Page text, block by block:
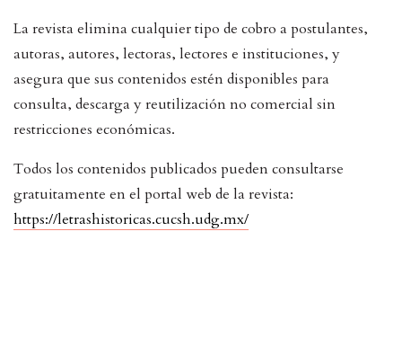
La revista elimina cualquier tipo de cobro a postulantes,
autoras, autores, lectoras, lectores e instituciones, y
asegura que sus contenidos estén disponibles para
consulta, descarga y reutilización no comercial sin
restricciones económicas.
Todos los contenidos publicados pueden consultarse
gratuitamente en el portal web de la revista:
https://letrashistoricas.cucsh.udg.mx/